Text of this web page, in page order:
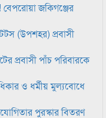
জকিগঞ্জের
(উপশহর) প্রবাসী
প্রবাসী পাঁচ পরিবারকে
ও ধর্মীয় মুল্যবোধে
পুরস্কার বিতরণ